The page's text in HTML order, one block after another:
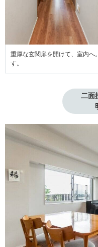
重厚な玄関扉を開けて、室内
す。
二面